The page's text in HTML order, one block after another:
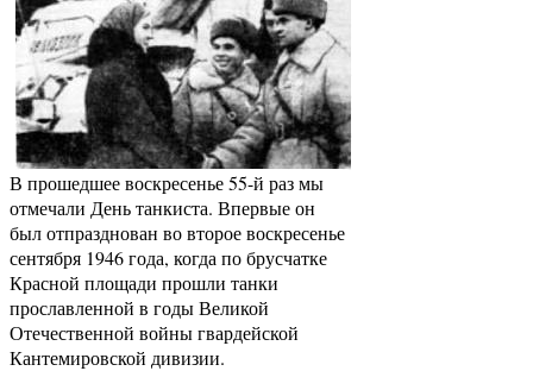
В прошедшее воскресенье 55-й раз мы
отмечали День танкиста. Впервые он
был отпразднован во второе воскресенье
сентября 1946 года, когда по брусчатке
Красной площади прошли танки
прославленной в годы Великой
Отечественной войны гвардейской
Кантемировской дивизии.